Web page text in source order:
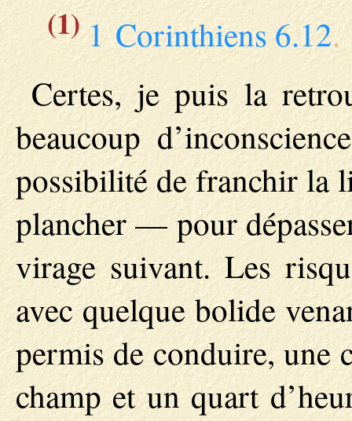
(1)1 Corinthiens 6.12.
Certes, je puis la
beaucoup
possibilité de franchir la
plancher — pour
virage suivant. Les
avec quelque bolide
permis de conduire, une
champ et un quart